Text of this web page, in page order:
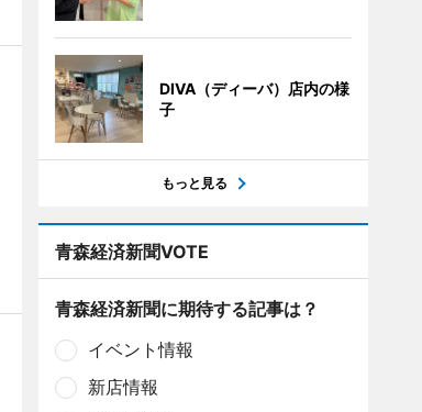
DIVA（ディーバ）店内の様
子
もっと見る
青森経済新聞VOTE
青森経済新聞に期待する記事は？
イベント情報
新店情報